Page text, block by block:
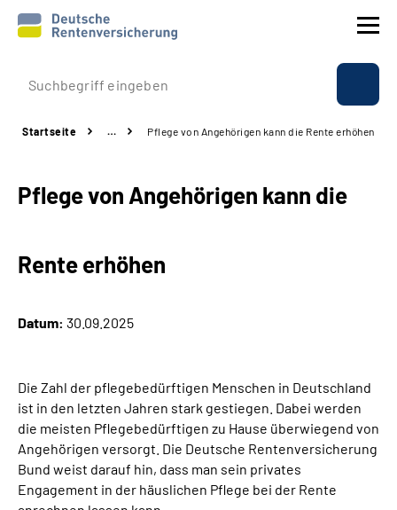
Prävention
Rente
Online-Services
Suche
Language
Startseite … Pflege von Angehörigen kann die Rente erhöhen
Pflege von Angehörigen kann die
Rente erhöhen
Datum: 30.09.2025
Die Zahl der pflegebedürftigen Menschen in Deutschland
ist in den letzten Jahren stark gestiegen. Dabei werden
die meisten Pflegebedürftigen zu Hause überwiegend von
Angehörigen versorgt. Die Deutsche Rentenversicherung
Bund weist darauf hin, dass man sein privates
Engagement in der häuslichen Pflege bei der Rente